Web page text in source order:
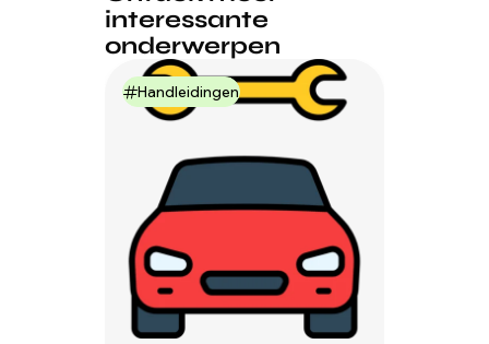
interessante
onderwerpen
Handleidingen